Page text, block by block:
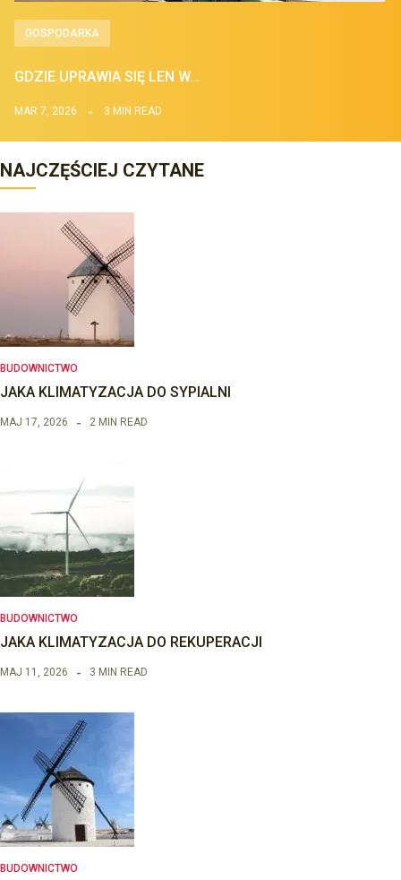
GOSPODARKA
GDZIE UPRAWIA SIĘ LEN W…
MAR 7, 2026 3 MIN READ
NAJCZĘŚCIEJ CZYTANE
BUDOWNICTWO
JAKA KLIMATYZACJA DO SYPIALNI
MAJ 17, 2026 2 MIN READ
BUDOWNICTWO
JAKA KLIMATYZACJA DO REKUPERACJI
MAJ 11, 2026 3 MIN READ
BUDOWNICTWO